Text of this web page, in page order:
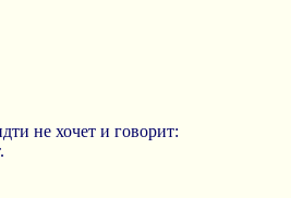
не хочет и говорит: